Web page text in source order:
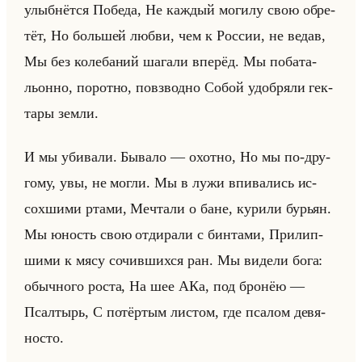
улыб­нёт­ся По­бе­да, Не каж­дый мо­ги­лу свою об­ре­
тёт, Но большей любви, чем к Рос­сии, не ведав,
Мы без ко­ле­ба­ний ша­га­ли впе­рёд. Мы по­ба­та­
льон­но, по­рот­но, по­взвод­но Собой удоб­ря­ли гек­
та­ры земли.
И мы уби­ва­ли. Бы­ва­ло — охот­но, Но мы по-дру­
го­му, увы, не могли. Мы в лужи впи­ва­лись ис­
сох­ши­ми ртами, Меч­та­ли о бане, ку­ри­ли бу­рьян.
Мы юность свою от­ди­ра­ли с бин­та­ми, При­лип­
ши­ми к мясу со­чив­ших­ся ран. Мы ви­де­ли бога:
обыч­но­го роста, На шее АКа, под бро­нёю —
Псал­тырь, С по­тёр­тым ли­стом, где пса­лом де­вя­
но­сто.